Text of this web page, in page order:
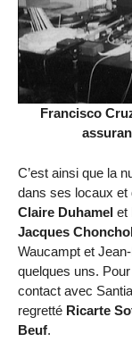
Francisco
C’est ainsi que la
dans ses locaux et
Claire Duhamel et
Jacques
Waucampt et
quelques uns.
contact avec
regretté Ricarte
Beuf.